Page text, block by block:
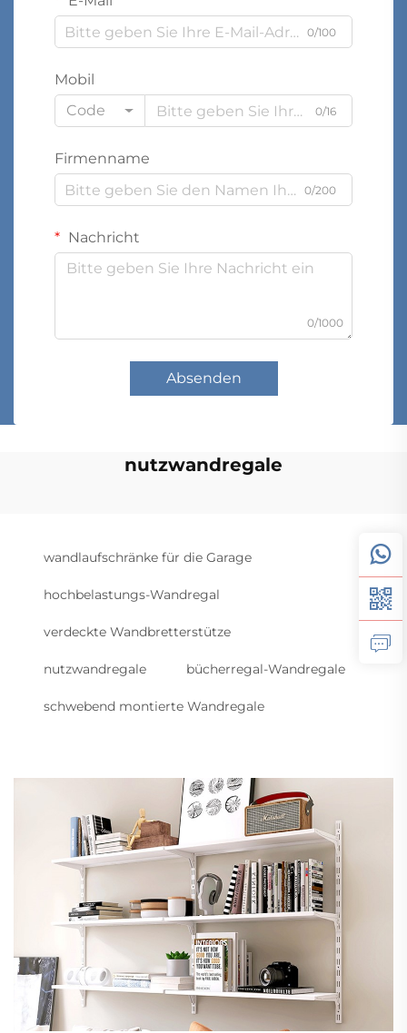
0/100
Mobil
Code
0/16
Firmenname
0/200
Nachricht
0/1000
Absenden
nutzwandregale
wandlaufschränke für die Garage
hochbelastungs-Wandregal
verdeckte Wandbretterstütze
nutzwandregale bücherregal-Wandregale
schwebend montierte Wandregale